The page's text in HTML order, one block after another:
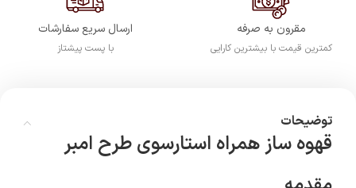
مقرون به صرفه
کمترین قیمت با بیشترین کارایی
ارسال سریع سفارشات
با پست پیشتاز
توضیحات
قهوه ساز همراه استارسوی طرح امبر